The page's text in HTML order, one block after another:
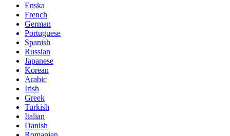
Enska
French
German
Portuguese
Spanish
Russian
Japanese
Korean
Arabic
Irish
Greek
Turkish
Italian
Danish